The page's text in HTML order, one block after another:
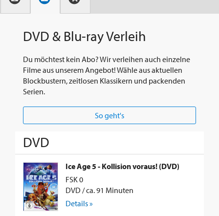
DVD & Blu-ray Verleih
Du möchtest kein Abo? Wir verleihen auch einzelne
Filme aus unserem Angebot! Wähle aus aktuellen
Blockbustern, zeitlosen Klassikern und packenden
Serien.
So geht's
DVD
Ice Age 5 - Kollision voraus! (DVD)
FSK 0
DVD / ca. 91 Minuten
Details »